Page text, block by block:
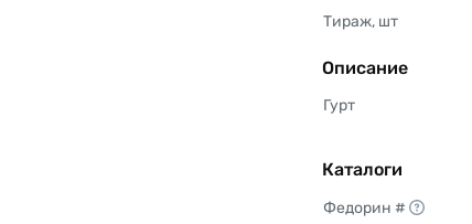
Тираж, шт
Описание
Гурт
Каталоги
Федорин #